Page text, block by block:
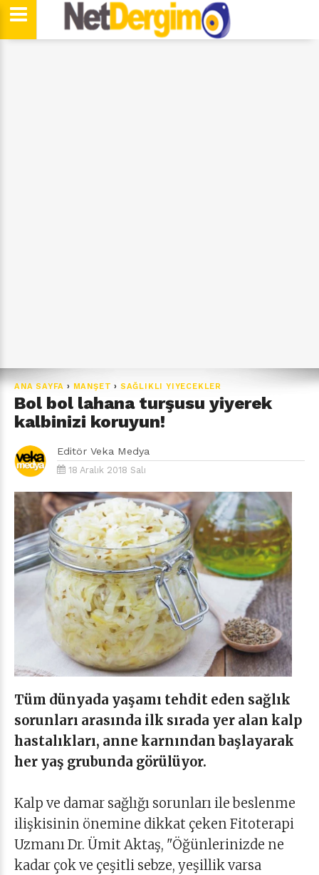
ANA SAYFA › MANŞET › SAĞLIKLI YIYECEKLER
Bol bol lahana turşusu yiyerek
kalbinizi koruyun!
Editör Veka Medya
18 Aralık 2018 Salı
Tüm dünyada yaşamı tehdit eden sağlık
sorunları arasında ilk sırada yer alan kalp
hastalıkları, anne karnından başlayarak
her yaş grubunda görülüyor.
Kalp ve damar sağlığı sorunları ile beslenme
ilişkisinin önemine dikkat çeken Fitoterapi
Uzmanı Dr. Ümit Aktaş, "Öğünlerinizde ne
kadar çok ve çeşitli sebze, yeşillik varsa